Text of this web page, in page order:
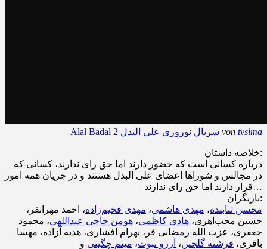
Alal Badal 2 سریال نوروزی علی البدل von tvsima
خلاصه داستان:
درباره کسانی است که حضور دارند اما حق رای ندارند، کسانی که
در مجالس و شوراها اعضای علی البدل هستند و در جریان همه امور
قرار دارند اما حق رای ندارند…
بازیگران:
محسن تنابنده، مهدی هاشمی، مهدی فخیم‌زاده، احمد مهرانفر،
حسین محب‌اهری، هادی کاظمی، هومن حاجی عبداللهی، محمود
جعفری، عزت الله رمضانی فر، بهرام افشاری، هدیه آزاده، مهسا
باقری، فرشته گلچین، آرزو نبوت، میثم چگینی و